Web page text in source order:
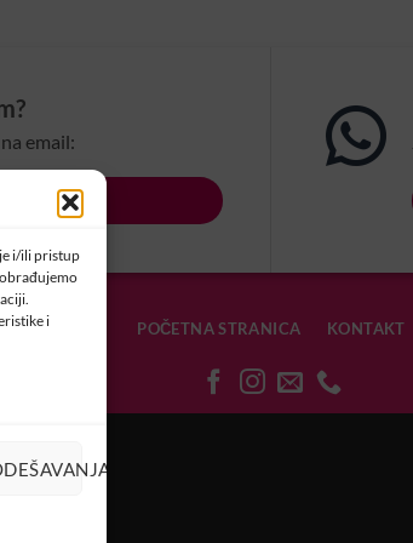
i/ili pristup
i
email:
POČETNA STRANICA KONTAKT